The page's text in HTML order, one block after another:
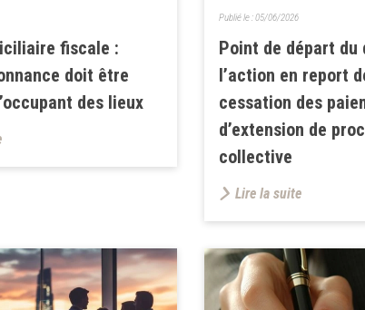
fiscale :
doit être
des lieux
Point de départ du
l’action en report
cessation des
d’extension de
collective
Publié le :05/06/2026
Lire la suite